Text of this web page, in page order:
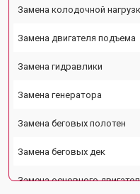
Замена колодочной
Замена двигателя подъема
Замена гидравлики
Замена генератора
Замена беговых полотен
Замена беговых дек
Замена основного